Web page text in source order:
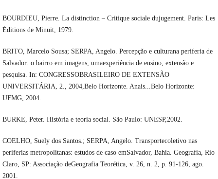
BOURDIEU, Pierre. La distinction – Critique sociale dujugement. Paris: Les
Éditions de Minuit, 1979.
BRITO, Marcelo Sousa; SERPA, Angelo. Percepção e culturana periferia de
Salvador: o bairro em imagens, umaexperiência de ensino, extensão e
pesquisa. In: CONGRESSOBRASILEIRO DE EXTENSÃO
UNIVERSITÁRIA, 2., 2004,Belo Horizonte. Anais...Belo Horizonte:
UFMG, 2004.
BURKE, Peter. História e teoria social. São Paulo: UNESP,2002.
COELHO, Suely dos Santos.; SERPA, Angelo. Transportecoletivo nas
periferias metropolitanas: estudos de caso emSalvador, Bahia. Geografia, Rio
Claro, SP: Associação deGeografia Teorética, v. 26, n. 2, p. 91-126, ago.
2001.